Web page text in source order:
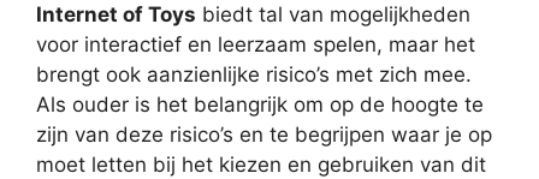
Internet of Toys biedt tal van mogelijkheden
voor interactief en leerzaam spelen, maar het
brengt ook aanzienlijke risico’s met zich mee.
Als ouder is het belangrijk om op de hoogte te
zijn van deze risico’s en te begrijpen waar je op
moet letten bij het kiezen en gebruiken van dit